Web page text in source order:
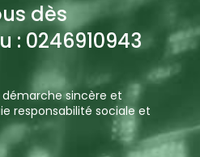
dès
: 0246910943
sincère et
responsabilité sociale et